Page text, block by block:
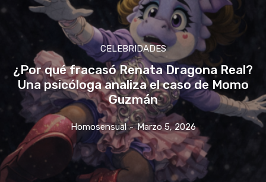
CELEBRIDADES
¿Por qué fracasó Renata Dragona Real?
Una psicóloga analiza el caso de Momo
Guzmán
Homosensual - Marzo 5, 2026